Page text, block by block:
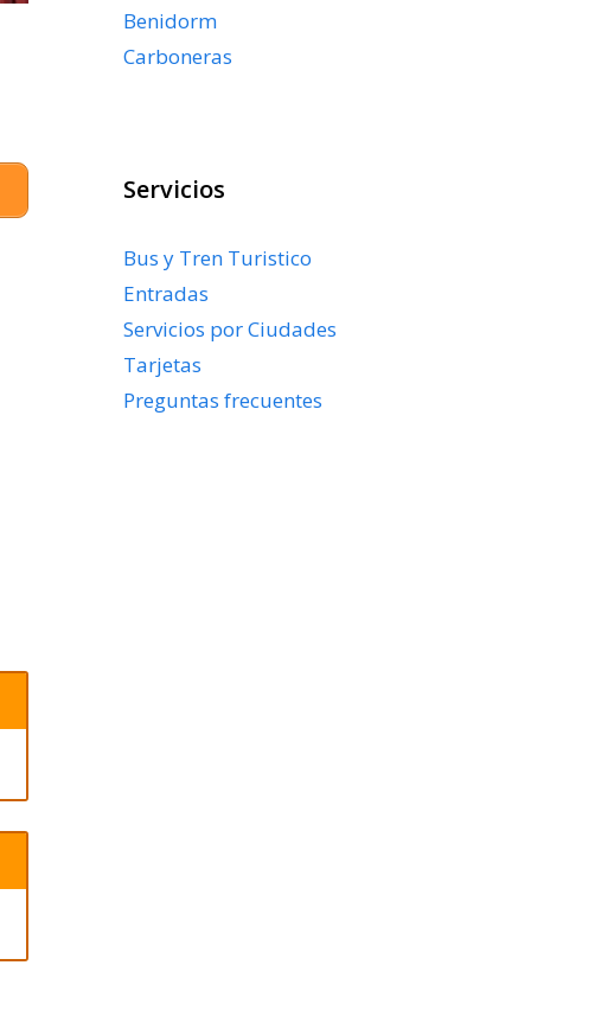
Benidorm
Carboneras
Servicios
Bus y Tren Turistico
Entradas
Servicios por Ciudades
Tarjetas
Preguntas frecuentes